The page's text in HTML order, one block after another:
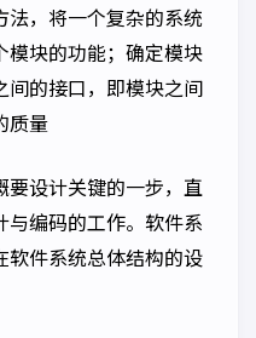
法，将一个复杂的系统
模块的功能；确定模块
间的接口，即模块之间
质量
设计关键的一步，直
编码的工作。软件系
软件系统总体结构的设